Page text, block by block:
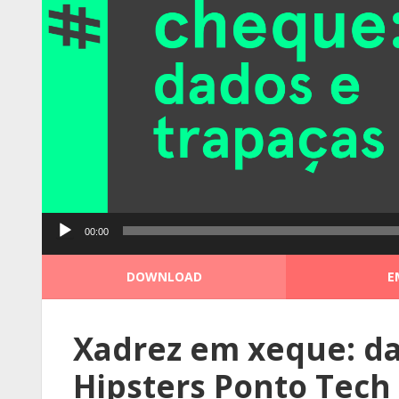
Tocador00:00
DOWNLOAD
Xadrez em xeque:
Hipsters Ponto Tech